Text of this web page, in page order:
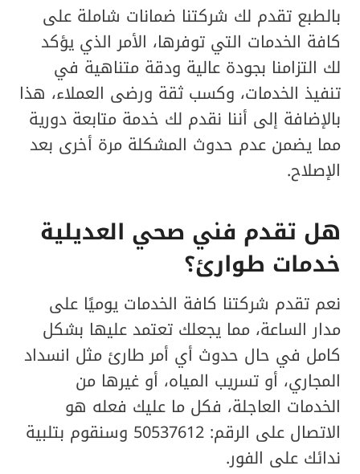
بالطبع تقدم لك شركتنا ضمانات شاملة على
كافة الخدمات التي توفرها، الأمر الذي يؤكد
لك التزامنا بجودة عالية ودقة متناهية في
تنفيذ الخدمات، وكسب ثقة ورضى العملاء، هذا
بالإضافة إلى أننا نقدم لك خدمة متابعة دورية
مما يضمن عدم حدوث المشكلة مرة أخرى بعد
الإصلاح.
هل تقدم فني صحي العديلية
خدمات طوارئ؟
نعم تقدم شركتنا كافة الخدمات يوميًا على
مدار الساعة، مما يجعلك تعتمد عليها بشكل
كامل في حال حدوث أي أمر طارئ مثل انسداد
المجاري، أو تسريب المياه، أو غيرها من
الخدمات العاجلة، فكل ما عليك فعله هو
الاتصال على الرقم: 50537612 وسنقوم بتلبية
ندائك على الفور.